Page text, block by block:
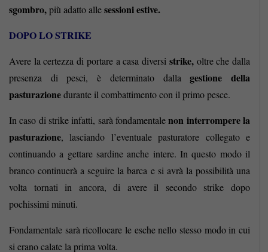
sgombro,più adatto allesessioni estive.
DOPO LO STRIKE
Avere la certezza di portare a casa diversi strike,oltre che dalla
presenza di pesci, è determinato dallagestione della
pasturazionedurante il combattimento con il primo pesce.
In caso di strike infatti, sarà fondamentalenon interrompere la
pasturazione, lasciando l’eventuale pasturatore collegato e
continuando a gettare sardine anche intere. In questo modo il
branco continuerà a seguire la barca e si avrà la possibilità una
volta tornati in ancora, di avere il secondo strike dopo
pochissimi minuti.
Fondamentale sarà ricollocare le esche nello stesso modo in cui
si erano calate la prima volta.